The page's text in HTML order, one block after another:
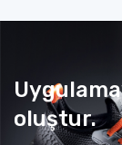
oluştur.